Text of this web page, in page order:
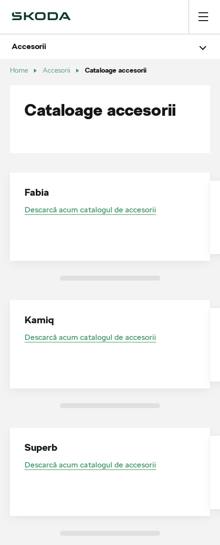
Acţiuni şi Oferte
Cataloage accesorii
Sisteme de navigație și mobile
Accesorii
Home Accesorii Cataloage accesorii
Cataloage accesorii
Fabia
Descarcă acum catalogul de accesorii
Kamiq
Descarcă acum catalogul de accesorii
Superb
Descarcă acum catalogul de accesorii